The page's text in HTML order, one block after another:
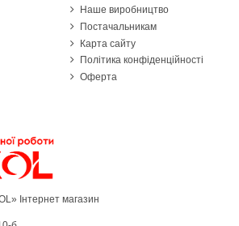
Наше виробництво
Постачальникам
Карта сайту
Політика конфіденційності
Оферта
Інтернет магазин